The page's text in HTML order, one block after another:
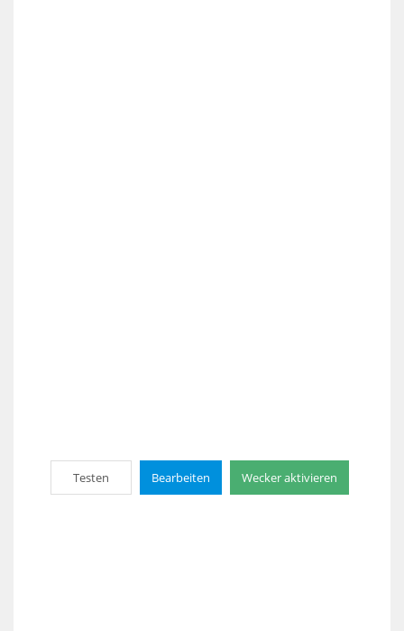
Testen Bearbeiten Wecker aktivieren